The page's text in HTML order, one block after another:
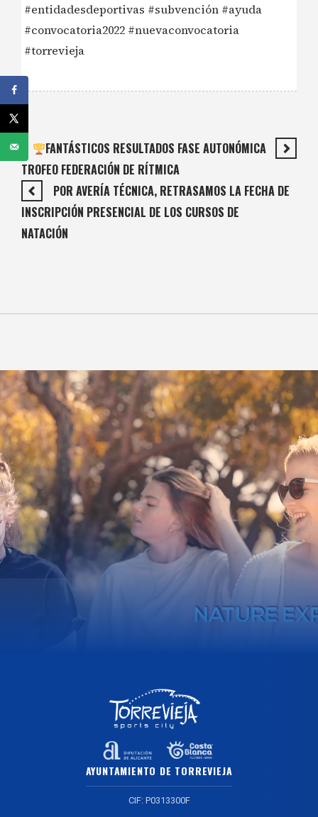
#entidadesdeportivas #subvención #ayuda
#convocatoria2022 #nuevaconvocatoria
#torrevieja
FANTÁSTICOS RESULTADOS FASE AUTONÓMICA
TROFEO FEDERACIÓN DE RÍTMICA
POR AVERÍA TÉCNICA, RETRASAMOS LA FECHA DE
INSCRIPCIÓN PRESENCIAL DE LOS CURSOS DE
NATACIÓN
AYUNTAMIENTO DE TORREVIEJA
CIF: P0313300F